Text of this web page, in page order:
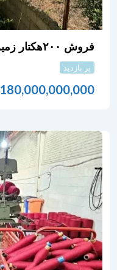
فروش ۲۰۰هکتار زمین کشاورزی
پر بازدید
180,000,000,000